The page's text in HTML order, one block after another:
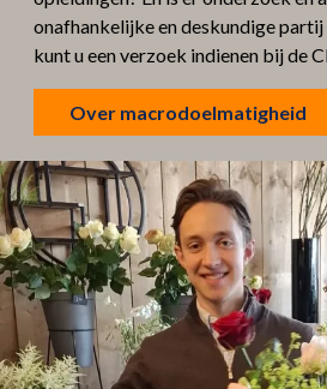
onafhankelijke en deskundige partij
kunt u een verzoek indienen bij de
Over macrodoelmatigheid